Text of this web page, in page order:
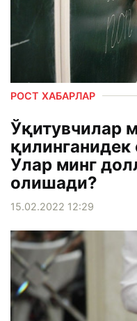
РОСТ ХАБАРЛАР
Ўқитувчилар
Улар минг
олишади?
15.02.2022 12:29